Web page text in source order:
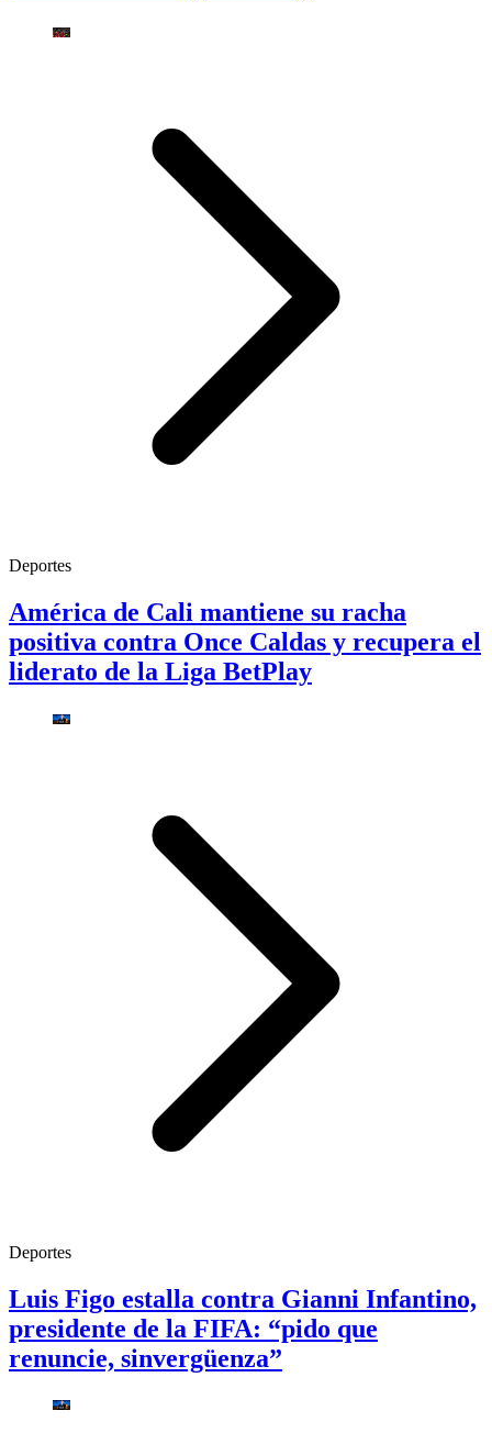
Deportes
América de Cali mantiene su racha
positiva contra Once Caldas y recupera el
liderato de la Liga BetPlay
Deportes
Luis Figo estalla contra Gianni Infantino,
presidente de la FIFA: “pido que
renuncie, sinvergüenza”